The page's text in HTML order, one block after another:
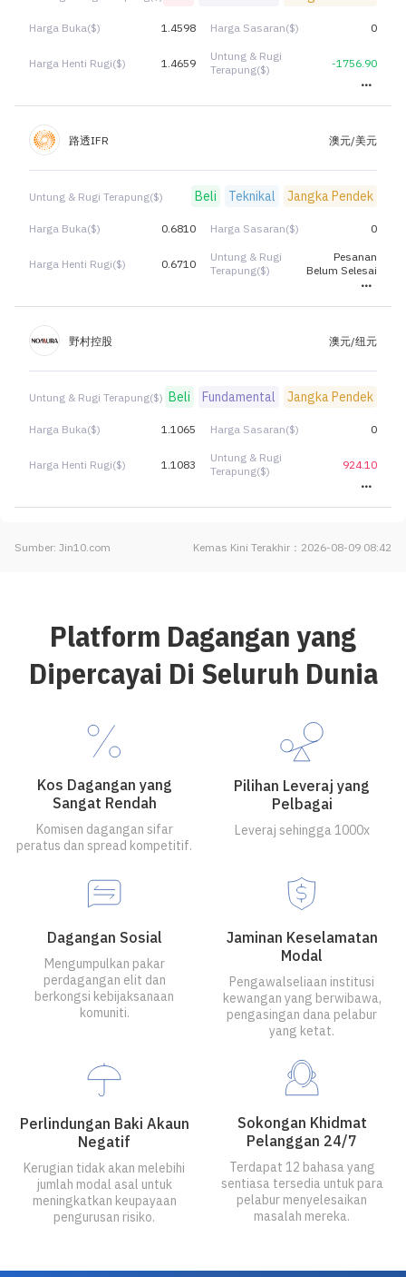
Harga Buka($) 1.4598 Harga Sasaran($) 0
Harga Henti Rugi($) 1.4659
Untung & Rugi
Terapung($)
-1756.90
路透IFR 澳元/美元
Untung & Rugi Terapung($) Beli Teknikal Jangka Pendek
Harga Buka($) 0.6810 Harga Sasaran($) 0
Harga Henti Rugi($) 0.6710
Untung & Rugi
Terapung($)
Pesanan
Belum Selesai
野村控股 澳元/纽元
Untung & Rugi Terapung($) Beli Fundamental Jangka Pendek
Harga Buka($) 1.1065 Harga Sasaran($) 0
Harga Henti Rugi($) 1.1083
Untung & Rugi
Terapung($)
924.10
Sumber: Jin10.com Kemas Kini Terakhir：2026-08-09 08:42
Platform Dagangan yang
Dipercayai Di Seluruh Dunia
Kos Dagangan yang
Sangat Rendah
Komisen dagangan sifar
peratus dan spread kompetitif.
Pilihan Leveraj yang
Pelbagai
Leveraj sehingga 1000x
Dagangan Sosial
Mengumpulkan pakar
perdagangan elit dan
berkongsi kebijaksanaan
komuniti.
Jaminan Keselamatan
Modal
Pengawalseliaan institusi
kewangan yang berwibawa,
pengasingan dana pelabur
yang ketat.
Perlindungan Baki Akaun
Negatif
Kerugian tidak akan melebihi
jumlah modal asal untuk
meningkatkan keupayaan
pengurusan risiko.
Sokongan Khidmat
Pelanggan 24/7
Terdapat 12 bahasa yang
sentiasa tersedia untuk para
pelabur menyelesaikan
masalah mereka.